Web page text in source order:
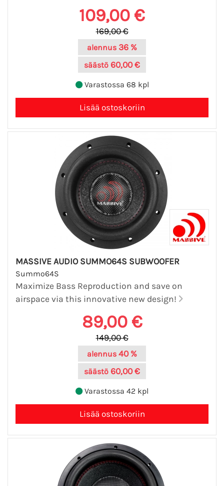
109,00 €
169,00 €
alennus 36 %
säästö 60,00 €
Varastossa 68 kpl
MASSIVE AUDIO SUMMO64S SUBWOOFER
Summo64S
Maximize Bass Reproduction and save on
airspace via this innovative new design!
89,00 €
149,00 €
alennus 40 %
säästö 60,00 €
Varastossa 42 kpl